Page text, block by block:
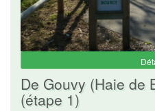
De Gouvy (Haie de
(étape 1)